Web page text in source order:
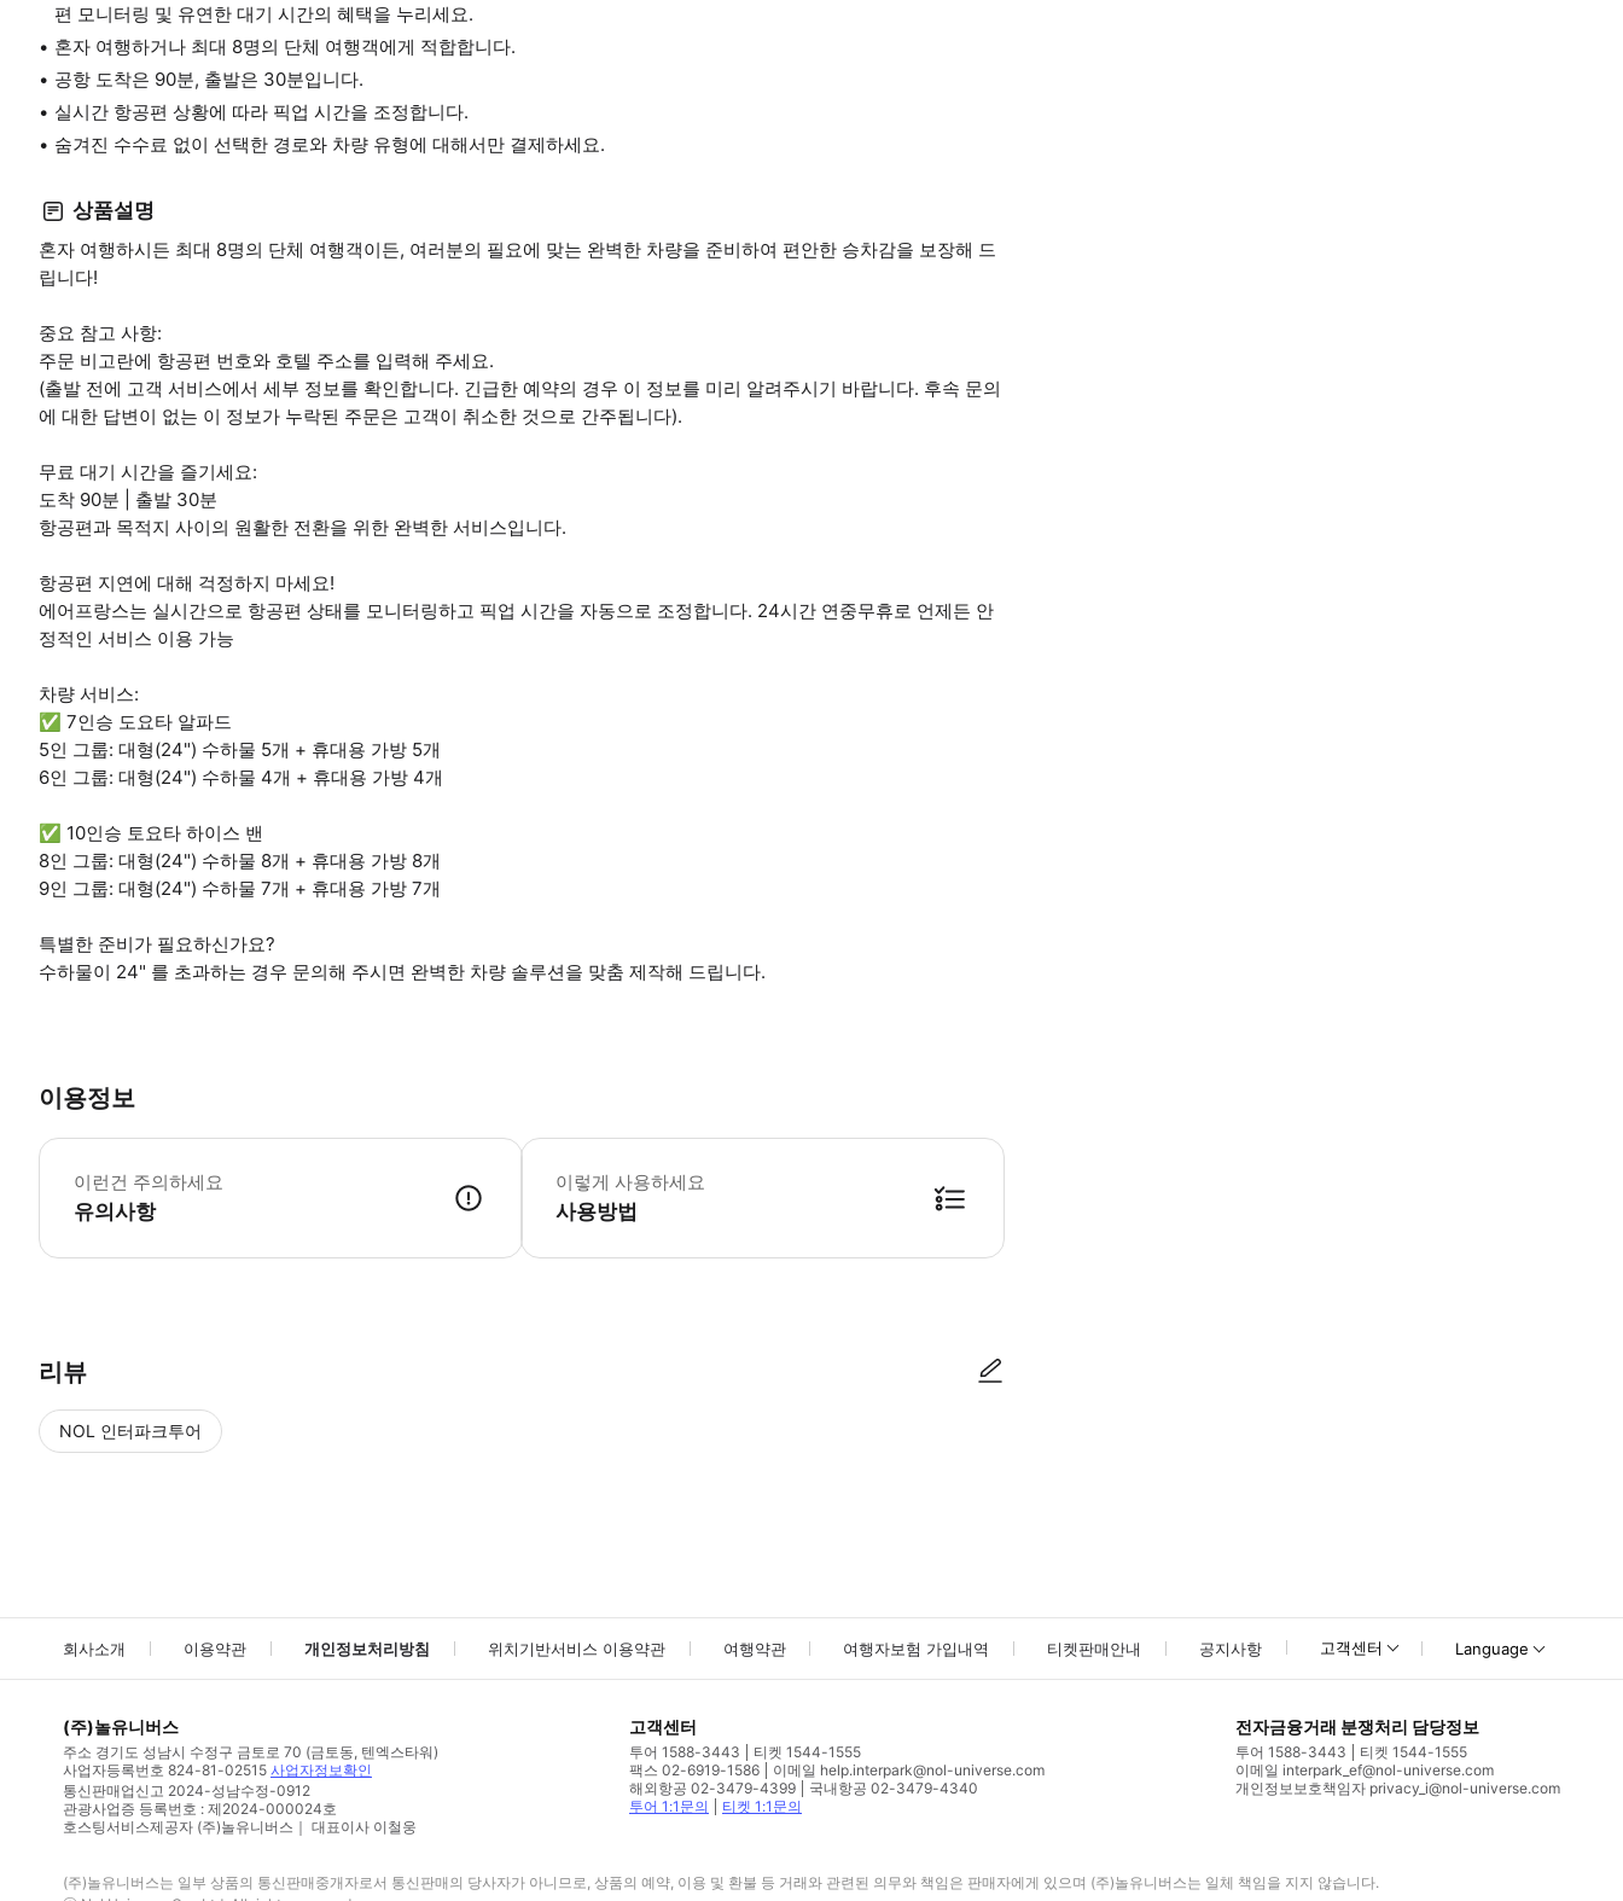
편 모니터링 및 유연한 대기 시간의 혜택을 누리세요.
혼자 여행하거나 최대 8명의 단체 여행객에게 적합합니다.
공항 도착은 90분, 출발은 30분입니다.
실시간 항공편 상황에 따라 픽업 시간을 조정합니다.
숨겨진 수수료 없이 선택한 경로와 차량 유형에 대해서만 결제하세요.
상품설명
혼자 여행하시든 최대 8명의 단체 여행객이든, 여러분의 필요에 맞는 완벽한 차량을 준비하여 편안한 승차감을 보장해 드
립니다!
중요 참고 사항:
주문 비고란에 항공편 번호와 호텔 주소를 입력해 주세요.
(출발 전에 고객 서비스에서 세부 정보를 확인합니다. 긴급한 예약의 경우 이 정보를 미리 알려주시기 바랍니다. 후속 문의
에 대한 답변이 없는 이 정보가 누락된 주문은 고객이 취소한 것으로 간주됩니다).
무료 대기 시간을 즐기세요:
도착 90분 | 출발 30분
항공편과 목적지 사이의 원활한 전환을 위한 완벽한 서비스입니다.
항공편 지연에 대해 걱정하지 마세요!
에어프랑스는 실시간으로 항공편 상태를 모니터링하고 픽업 시간을 자동으로 조정합니다. 24시간 연중무휴로 언제든 안
정적인 서비스 이용 가능
차량 서비스:
✅ 7인승 도요타 알파드
5인 그룹: 대형(24") 수하물 5개 + 휴대용 가방 5개
6인 그룹: 대형(24") 수하물 4개 + 휴대용 가방 4개
✅ 10인승 토요타 하이스 밴
8인 그룹: 대형(24") 수하물 8개 + 휴대용 가방 8개
9인 그룹: 대형(24") 수하물 7개 + 휴대용 가방 7개
특별한 준비가 필요하신가요?
수하물이 24" 를 초과하는 경우 문의해 주시면 완벽한 차량 솔루션을 맞춤 제작해 드립니다.
이용정보
이런건 주의하세요
유의사항
✈️ 공항 픽업 프로토콜: 운전기사가 착륙 후 90분 동안 국제선 도착 출구에서 대기합니다. ⚠️Mandatory 여행 전 확인: 항공편 번호와 호텔 주소를 입력해
이렇게 사용하세요
사용방법
리뷰
NOL 인터파크투어
회사소개 이용약관 개인정보처리방침 위치기반서비스 이용약관 여행약관 여행자보험 가입내역 티켓판매안내 공지사항 고객센터 Language
(주)놀유니버스
주소 경기도 성남시 수정구 금토로 70 (금토동, 텐엑스타워)
사업자등록번호 824-81-02515 사업자정보확인
통신판매업신고 2024-성남수정-0912
관광사업증 등록번호 : 제2024-000024호
호스팅서비스제공자 (주)놀유니버스｜ 대표이사 이철웅
고객센터
투어 1588-3443
티켓 1544-1555
팩스 02-6919-1586
이메일 help.interpark@nol-universe.com
해외항공 02-3479-4399
국내항공 02-3479-4340
투어 1:1문의
티켓 1:1문의
전자금융거래 분쟁처리 담당정보
투어 1588-3443
티켓 1544-1555
이메일 interpark_ef@nol-universe.com
개인정보보호책임자 privacy_i@nol-universe.com
(주)놀유니버스는 일부 상품의 통신판매중개자로서 통신판매의 당사자가 아니므로, 상품의 예약, 이용 및 환불 등 거래와 관련된 의무와 책임은 판매자에게 있으며 (주)놀유니버스는 일체 책임을 지지 않습니다.